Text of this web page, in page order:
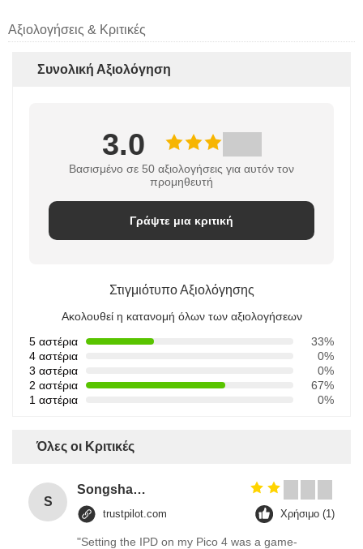
Αξιολογήσεις & Κριτικές
Συνολική Αξιολόγηση
3.0
Βασισμένο σε 50 αξιολογήσεις για αυτόν τον
προμηθευτή
Γράψτε μια κριτική
Στιγμιότυπο Αξιολόγησης
Ακολουθεί η κατανομή όλων των αξιολογήσεων
5 αστέρια
33%
4 αστέρια
0%
3 αστέρια
0%
2 αστέρια
67%
1 αστέρια
0%
Όλες οι Κριτικές
S
Songshang
trustpilot.com Χρήσιμο (1)
"Setting the IPD on my Pico 4 was a game-